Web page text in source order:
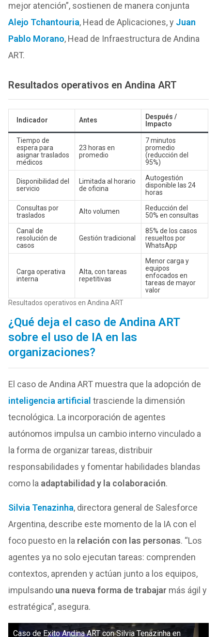
mejor atención”, sostienen de manera conjunta
Alejo Tchantouria, Head de Aplicaciones, y Juan
Pablo Morano, Head de Infraestructura de Andina
ART.
Resultados operativos en Andina ART
Indicador Antes
Después /
Impacto
Tiempo de
espera para
asignar traslados
médicos
23 horas en
promedio
7 minutos
promedio
(reducción del
95%)
Disponibilidad del
servicio
Limitada al horario
de oficina
Autogestión
disponible las 24
horas
Consultas por
traslados
Alto volumen
Reducción del
50% en consultas
Canal de
resolución de
casos
Gestión tradicional
85% de los casos
resueltos por
WhatsApp
Carga operativa
interna
Alta, con tareas
repetitivas
Menor carga y
equipos
enfocados en
tareas de mayor
valor
Resultados operativos en Andina ART
¿Qué deja el caso de Andina ART
sobre el uso de IA en las
organizaciones?
El caso de Andina ART muestra que la adopción de
inteligencia artificial trasciende la dimensión
tecnológica. La incorporación de agentes
autónomos impulsa un cambio interno vinculado a
la forma de organizar tareas, distribuir
responsabilidades y fomentar habilidades blandas
como la adaptabilidad y la colaboración.
Silvia Tenazinha, directora general de Salesforce
Argentina, describe este momento de la IA con el
foco puesto en la relación con las personas. “Los
agentes ya no solo ejecutan tareas: comprenden
contextos, aprenden y actúan junto a los equipos,
impulsando una nueva forma de trabajar más ágil y
estratégica”, asegura.
Caso de Exito Andina ART con Silvia Tenazinha en